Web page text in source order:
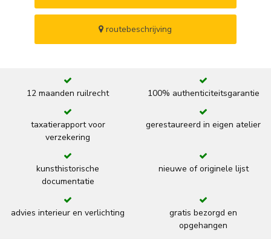
routebeschrijving
12 maanden ruilrecht 100% authenticiteitsgarantie
taxatierapport voor
verzekering
gerestaureerd in eigen atelier
kunsthistorische
documentatie
nieuwe of originele lijst
advies interieur en verlichting
gratis bezorgd en
opgehangen